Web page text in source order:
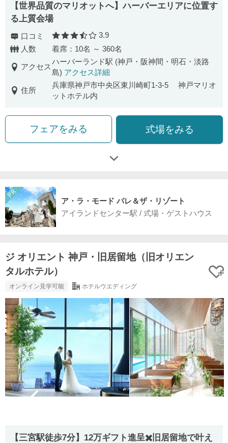
【世界品質のマリオットへ】ハーバーエリアに位置す
る上質会場
口コミ 口コミ評価
3.9
人数
着席：10名 ～ 360名
アクセス
ハーバーランド駅 (神戸・阪神間・明石・淡路
島) アクセス詳細
住所
兵庫県神戸市中央区東川崎町1-3-5 神戸マリオ
ットホテル内
フェアをみる 式場をみる
ア・ラ・モード パレ＆ザ・リゾート
アイランドセンター駅 / 式場・ゲストハウス
ジ オリエント 神戸・旧居留地（旧オリエン
タルホテル）
オンライン見学可能 ホテルウエディング
【三宮駅徒歩7分】12万ギフト進呈✖️旧居留地で叶え